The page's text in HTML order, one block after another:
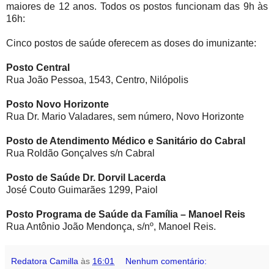
maiores de 12 anos. Todos os postos funcionam das 9h às
16h:
Cinco postos de saúde oferecem as doses do imunizante:
Posto Central
Rua João Pessoa, 1543, Centro, Nilópolis
Posto Novo Horizonte
Rua Dr. Mario Valadares, sem número, Novo Horizonte
Posto de Atendimento Médico e Sanitário do Cabral
Rua Roldão Gonçalves s/n Cabral
Posto de Saúde Dr. Dorvil Lacerda
José Couto Guimarães 1299, Paiol
Posto Programa de Saúde da Família – Manoel Reis
Rua Antônio João Mendonça, s/nº, Manoel Reis.
Redatora Camilla às 16:01 Nenhum comentário: